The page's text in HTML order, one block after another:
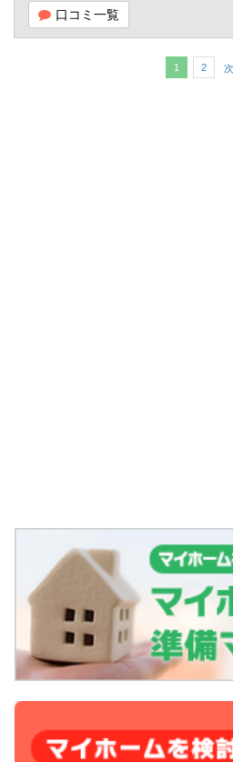
口コミ一覧
1 2